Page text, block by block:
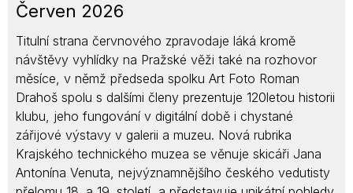
Červen 2026
Titulní strana červnového zpravodaje láká kromě
návštěvy vyhlídky na Pražské věži také na rozhovor
měsíce, v němž předseda spolku Art Foto Roman
Drahoš spolu s dalšími členy prezentuje 120letou historii
klubu, jeho fungování v digitální době i chystané
zářijové výstavy v galerii a muzeu. Nová rubrika
Krajského technického muzea se věnuje skicáři Jana
Antonína Venuta, nejvýznamnějšího českého vedutisty